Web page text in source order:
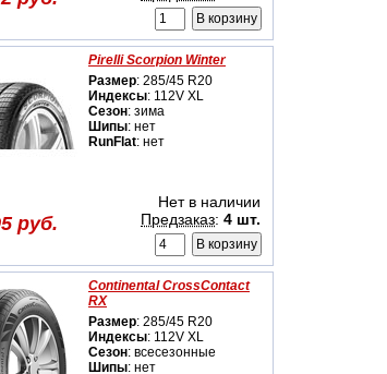
Pirelli Scorpion Winter
Размер: 285/45 R20
Индексы: 112V XL
Сезон: зима
Шипы: нет
RunFlat: нет
руб.
Нет в наличии
Предзаказ: 4 шт.
Continental CrossContact
RX
Размер: 285/45 R20
Индексы: 112V XL
Сезон: всесезонные
Шипы: нет